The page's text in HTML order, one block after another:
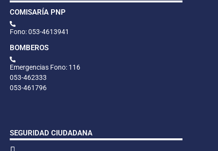
COMISARÍA PNP
Fono: 053-4613941
BOMBEROS
Emergencias Fono: 116
053-462333
053-461796
SEGURIDAD CIUDADANA